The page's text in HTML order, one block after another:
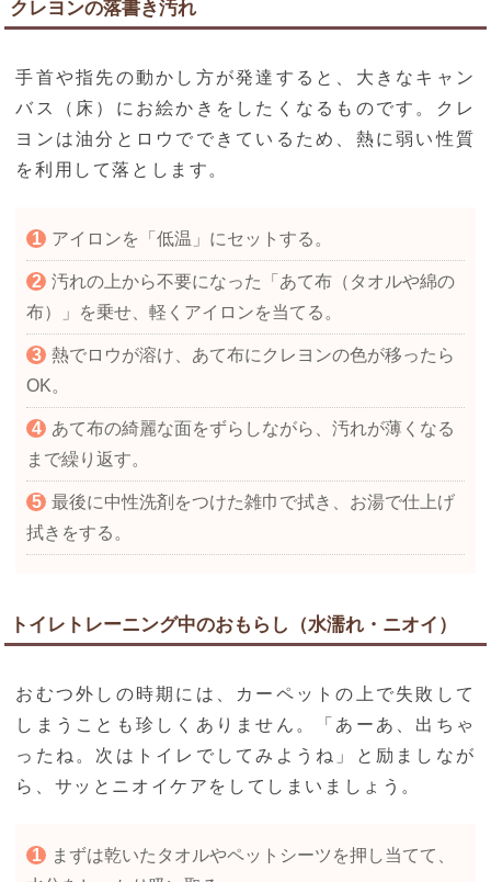
クレヨンの落書き汚れ
手首や指先の動かし方が発達すると、大きなキャン
バス（床）にお絵かきをしたくなるものです。クレ
ヨンは油分とロウでできているため、熱に弱い性質
を利用して落とします。
アイロンを「低温」にセットする。
汚れの上から不要になった「あて布（タオルや綿の
布）」を乗せ、軽くアイロンを当てる。
熱でロウが溶け、あて布にクレヨンの色が移ったら
OK。
あて布の綺麗な面をずらしながら、汚れが薄くなる
まで繰り返す。
最後に中性洗剤をつけた雑巾で拭き、お湯で仕上げ
拭きをする。
トイレトレーニング中のおもらし（水濡れ・ニオイ）
おむつ外しの時期には、カーペットの上で失敗して
しまうことも珍しくありません。「あーあ、出ちゃ
ったね。次はトイレでしてみようね」と励ましなが
ら、サッとニオイケアをしてしまいましょう。
まずは乾いたタオルやペットシーツを押し当てて、